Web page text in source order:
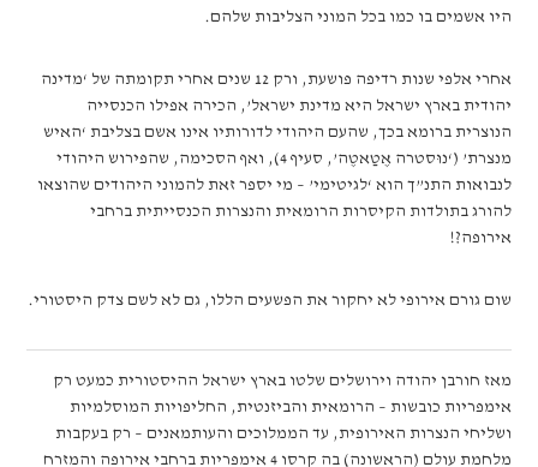
היו אשמים בו כמו בכל המוני הצליבות שלהם.
אחרי אלפי שנות רדיפה פושעת, ורק 12 שנים אחרי תקומתה של ‘מדינה
יהודית בארץ ישראל היא מדינת ישראל’, הכירה אפילו הכנסייה
הנוצרית ברומא בכך, שהעם היהודי לדורותיו אינו אשם בצליבת ‘האיש
מנצרת’ (‘נוּסטרה אֶטַאטֶה’, סעיף 4), ואף הסכימה, שהפירוש היהודי
לנבואות התנ”ך הוא ‘לגיטימי’ – מי יספר זאת להמוני היהודים שהוצאו
להורג בתולדות הקיסרות הרומאית והנצרות הכנסייתית ברחבי
אירופה?!
שום גורם אירופי לא יחקור את הפשעים הללו, גם לא לשם צדק היסטורי.
מאז חורבן יהודה וירושלים שלטו בארץ ישראל ההיסטורית כמעט רק
אימפריות כובשות – הרומאית והביזנטית, החליפויות המוסלמיות
ושליחי הנצרות האירופית, עד הממלוכים והעותמאנים – רק בעקבות
מלחמת עולם (הראשונה) בה קרסו 4 אימפריות ברחבי אירופה והמזרח